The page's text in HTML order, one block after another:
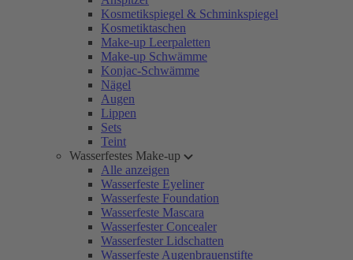
Kosmetikspiegel & Schminkspiegel
Kosmetiktaschen
Make-up Leerpaletten
Make-up Schwämme
Konjac-Schwämme
Nägel
Augen
Lippen
Sets
Teint
Wasserfestes Make-up
Alle anzeigen
Wasserfeste Eyeliner
Wasserfeste Foundation
Wasserfeste Mascara
Wasserfester Concealer
Wasserfester Lidschatten
Wasserfeste Augenbrauenstifte